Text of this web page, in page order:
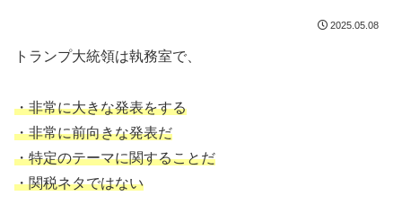
2025.05.08
トランプ大統領は執務室で、
・非常に大きな発表をする
・非常に前向きな発表だ
・特定のテーマに関することだ
・関税ネタではない